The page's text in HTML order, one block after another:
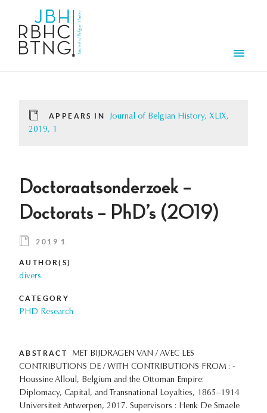
APPEARS IN
Journal of Belgian History, XLIX,
2019, 1
Doctoraatsonderzoek –
Doctorats – PhD’s (2019)
2019 1
AUTHOR(S)
divers
CATEGORY
PHD Research
ABSTRACT
MET BIJDRAGEN VAN / AVEC LES
CONTRIBUTIONS DE / WITH CONTRIBUTIONS FROM : -
Houssine Alloul, Belgium and the Ottoman Empire:
Diplomacy, Capital, and Transnational Loyalties, 1865–1914
Universiteit Antwerpen, 2017. Supervisors : Henk De Smaele